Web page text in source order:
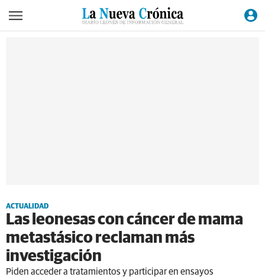
ACTUALIDAD
Las leonesas con cáncer de mama
metastásico reclaman más
investigación
Piden acceder a tratamientos y participar en ensayos